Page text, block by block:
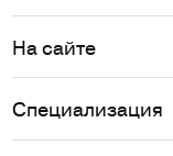
На сайте
Специализация